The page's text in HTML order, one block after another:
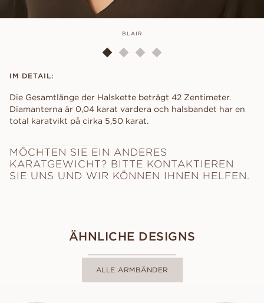
BLAIR
IM DETAIL:
Die Gesamtlänge der Halskette beträgt 42 Zentimeter.
Diamanterna är 0,04 karat vardera och halsbandet har en
total karatvikt på cirka 5,50 karat.
MÖCHTEN SIE EIN ANDERES
KARATGEWICHT? BITTE KONTAKTIEREN
SIE UNS UND WIR KÖNNEN IHNEN HELFEN.
ÄHNLICHE DESIGNS
ALLE ARMBÄNDER